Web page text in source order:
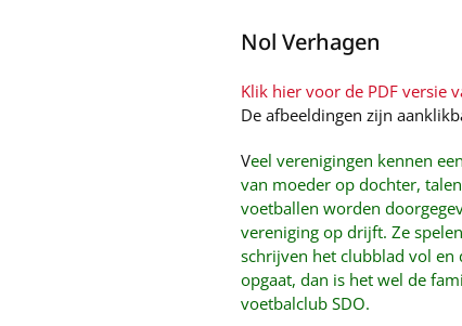
Nol Verhagen
Klik hier voor de PDF versie
De afbeeldingen zijn
Veel verenigingen kennen
van moeder op dochter,
voetballen worden
vereniging op drijft. Ze
schrijven het clubblad vol
opgaat, dan is het wel de
voetbalclub SDO.